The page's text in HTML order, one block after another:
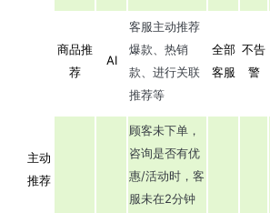
主动
推荐
商品推
荐
AI
客服主动推荐
爆款、热销
款、进行关联
推荐等
全部
客服
不告
警
顾客未下单，
咨询是否有优
惠/活动时，客
服未在2分钟